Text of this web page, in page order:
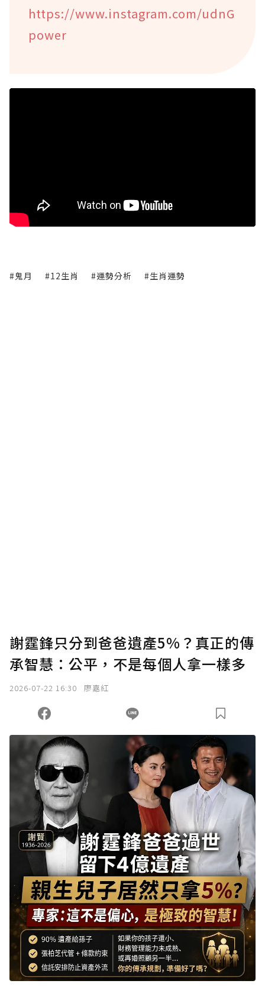
https://www.instagram.com/udnG
power
#鬼月 #12生肖 #運勢分析 #生肖運勢
謝霆鋒只分到爸爸遺產5%？真正的傳
承智慧：公平，不是每個人拿一樣多
2026-07-22 16:30 廖嘉紅